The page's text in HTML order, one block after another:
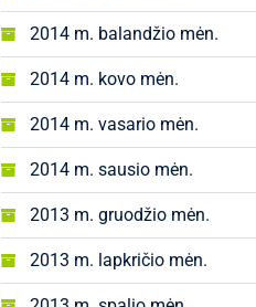
2014 m. balandžio mėn.
2014 m. kovo mėn.
2014 m. vasario mėn.
2014 m. sausio mėn.
2013 m. gruodžio mėn.
2013 m. lapkričio mėn.